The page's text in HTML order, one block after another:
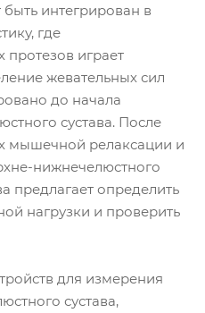
интегрирован в
где
протезов играет
жевательных сил
до начала
сустава. После
мышечной релаксации и
нижнечелюстного
предлагает определить
нагрузки и проверить
для измерения
сустава,